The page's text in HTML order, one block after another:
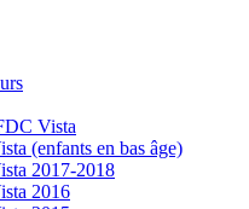
Vista
(enfants en bas âge)
2017-2018
2016